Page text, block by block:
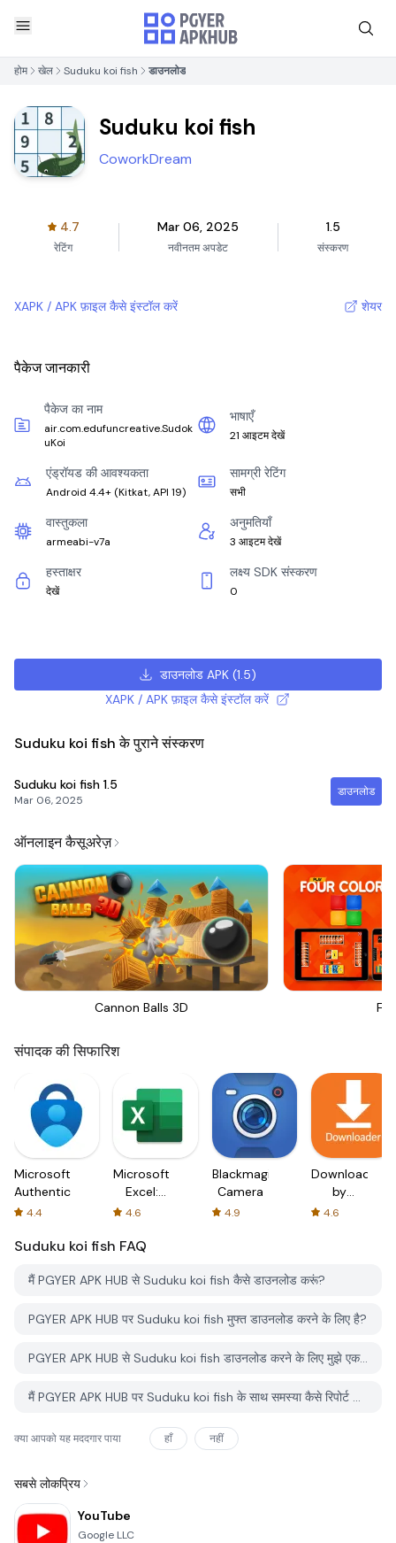
होम खेल Suduku koi fish डाउनलोड
Suduku koi fish
CoworkDream
4.7
रेटिंग
Mar 06, 2025
नवीनतम अपडेट
1.5
संस्करण
XAPK / APK फ़ाइल कैसे इंस्टॉल करें शेयर
पैकेज जानकारी
पैकेज का नाम
air.com.edufuncreative.Sudok
uKoi
भाषाएँ
21 आइटम देखें
एंड्रॉयड की आवश्यकता
Android 4.4+ (Kitkat, API 19)
सामग्री रेटिंग
सभी
वास्तुकला
armeabi-v7a
अनुमतियाँ
3 आइटम देखें
हस्ताक्षर
देखें
लक्ष्य SDK संस्करण
0
डाउनलोड APK (1.5)
XAPK / APK फ़ाइल कैसे इंस्टॉल करें
Suduku koi fish के पुराने संस्करण
Suduku koi fish 1.5
Mar 06, 2025
डाउनलोड
ऑनलाइन कैसूअरेज़
Cannon Balls 3D
संपादक की सिफारिश
Microsoft
Authenticator
4.4
Microsoft
Excel:
Spreadsheets
4.6
Blackmagic
Camera
4.9
Downloader
by
AFTVnews
4.6
Suduku koi fish FAQ
मैं PGYER APK HUB से Suduku koi fish कैसे डाउनलोड करूं?
PGYER APK HUB पर Suduku koi fish मुफ्त डाउनलोड करने के लिए है?
PGYER APK HUB से Suduku koi fish डाउनलोड करने के लिए मुझे एक खाता चाहिए?
मैं PGYER APK HUB पर Suduku koi fish के साथ समस्या कैसे रिपोर्ट कर सकता हूँ?
क्या आपको यह मददगार पाया हाँ नहीं
सबसे लोकप्रिय
YouTube
Google LLC